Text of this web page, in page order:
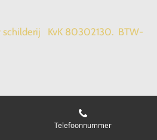
schilderij KvK 80302130. BTW-
Telefoonnummer